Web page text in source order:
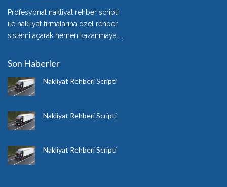
Profesyonal nakliyat rehber scripti
ile nakliyat firmalarına özel rehber
sistemi açarak hemen kazanmaya ...
Son Haberler
Nakliyat Rehberi Scripti
Nakliyat Rehberi Scripti
Nakliyat Rehberi Scripti